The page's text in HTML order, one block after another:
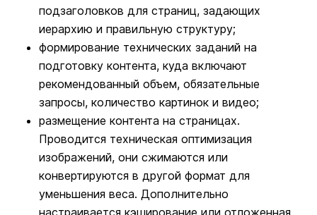
подзаголовков для страниц, задающих
иерархию и правильную структуру;
формирование технических заданий на
подготовку контента, куда включают
рекомендованный объем, обязательные
запросы, количество картинок и видео;
размещение контента на страницах.
Проводится техническая оптимизация
изображений, они сжимаются или
конвертируются в другой формат для
уменьшения веса. Дополнительно
настраивается кэширование или отложенная